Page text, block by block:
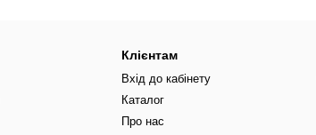
Клієнтам
Вхід до кабінету
Каталог
Про нас